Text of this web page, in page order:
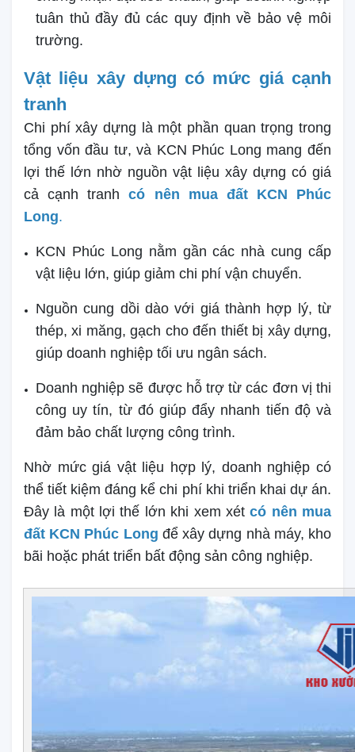
tuân thủ đầy đủ các quy định về bảo vệ môi
trường.
Vật liệu xây dựng có mức giá cạnh
tranh
Chi phí xây dựng là một phần quan trọng trong
tổng vốn đầu tư, và KCN Phúc Long mang đến
lợi thế lớn nhờ nguồn vật liệu xây dựng có giá
cả cạnh tranh
có nên mua đất KCN Phúc
Long.
KCN Phúc Long nằm gần các nhà cung cấp
vật liệu lớn, giúp giảm chi phí vận chuyển.
Nguồn cung dồi dào với giá thành hợp lý, từ
thép, xi măng, gạch cho đến thiết bị xây dựng,
giúp doanh nghiệp tối ưu ngân sách.
Doanh nghiệp sẽ được hỗ trợ từ các đơn vị thi
công uy tín, từ đó giúp đẩy nhanh tiến độ và
đảm bảo chất lượng công trình.
Nhờ mức giá vật liệu hợp lý, doanh nghiệp có
thể tiết kiệm đáng kể chi phí khi triển khai dự án.
Đây là một lợi thế lớn khi xem xétcó nên mua
đất KCN Phúc Long để xây dựng nhà máy, kho
bãi hoặc phát triển bất động sản công nghiệp.